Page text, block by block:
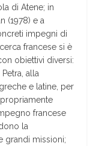
di Atene; in
(1978) e a
impegni di
francese si è
obiettivi diversi:
alla
e latine, per
francese
la
grandi missioni;